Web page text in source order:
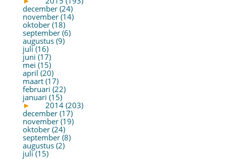
december (24)
november (14)
oktober (18)
september (6)
augustus (9)
juli (16)
juni (17)
mei (15)
april (20)
maart (17)
februari (22)
januari (15)
►
2014 (203)
december (17)
november (19)
oktober (24)
september (8)
augustus (2)
juli (15)